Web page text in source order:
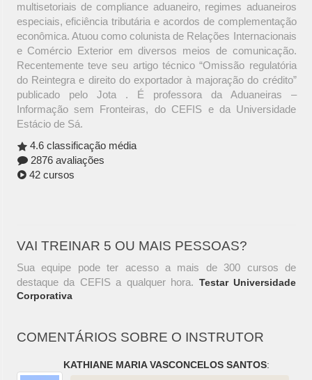
multisetoriais de compliance aduaneiro, regimes aduaneiros
especiais, eficiência tributária e acordos de complementação
econômica. Atuou como colunista de Relações Internacionais
e Comércio Exterior em diversos meios de comunicação.
Recentemente teve seu artigo técnico “Omissão regulatória
do Reintegra e direito do exportador à majoração do crédito”
publicado pelo Jota . É professora da Aduaneiras –
Informação sem Fronteiras, do CEFIS e da Universidade
Estácio de Sá.
4.6 classificação média
2876 avaliações
42 cursos
VAI TREINAR 5 OU MAIS PESSOAS?
Sua equipe pode ter acesso a mais de 300 cursos de
destaque da CEFIS a qualquer hora. Testar Universidade
Corporativa
COMENTÁRIOS SOBRE O INSTRUTOR
KATHIANE MARIA VASCONCELOS SANTOS: